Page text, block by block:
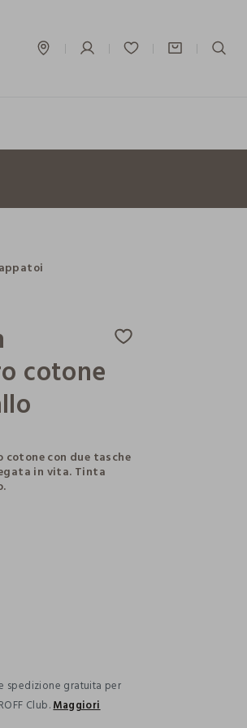
cotone
con due tasche
in vita. Tinta
spedizione gratuita per
Club.Maggiori